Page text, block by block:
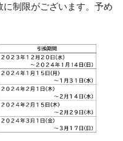
制限がございます。予め